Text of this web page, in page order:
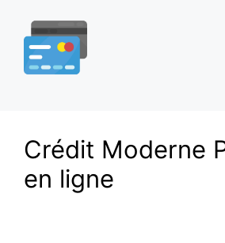
contenu
Crédit Moderne
en ligne